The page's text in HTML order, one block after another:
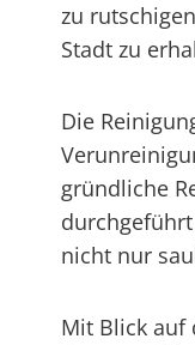
zu
Stadt zu
Die
gründliche
nicht nur
Mit Blick auf